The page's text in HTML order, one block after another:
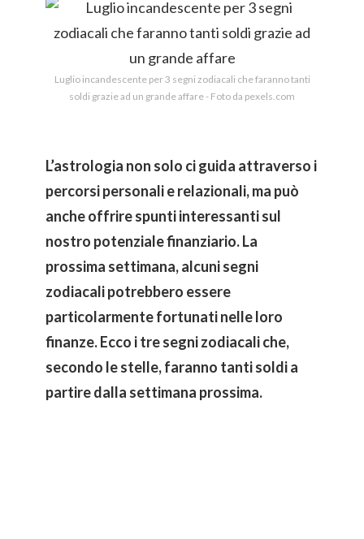
Luglio incandescente per 3 segni zodiacali che faranno tanti
soldi grazie ad un grande affare - Foto da pexels.com
L’astrologia non solo ci guida attraverso i
percorsi personali e relazionali, ma può
anche offrire spunti interessanti sul
nostro potenziale finanziario. La
prossima settimana, alcuni segni
zodiacali potrebbero essere
particolarmente fortunati nelle loro
finanze. Ecco i tre segni zodiacali che,
secondo le stelle, faranno tanti soldi a
partire dalla settimana prossima.